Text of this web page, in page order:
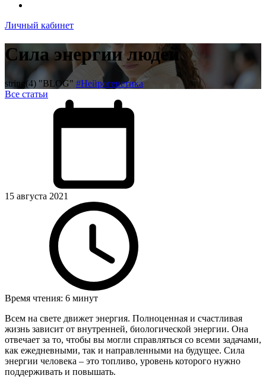
Личный кабинет
Сила энергии людей
string(4) "BLOG" #Нейрогенетика
Все статьи
15 августа 2021
Время чтения: 6 минут
Всем на свете движет энергия. Полноценная и счастливая
жизнь зависит от внутренней, биологической энергии. Она
отвечает за то, чтобы вы могли справляться со всеми задачами,
как ежедневными, так и направленными на будущее. Сила
энергии человека – это топливо, уровень которого нужно
поддерживать и повышать.